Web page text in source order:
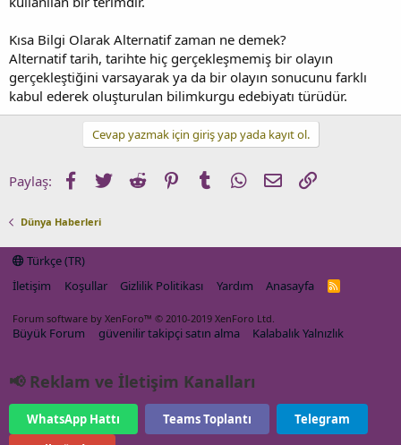
Kısa Bilgi Olarak Alternatif zaman ne demek?
Alternatif tarih, tarihte hiç gerçekleşmemiş bir olayın
gerçekleştiğini varsayarak ya da bir olayın sonucunu farklı
kabul ederek oluşturulan bilimkurgu edebiyatı türüdür.
Cevap yazmak için giriş yap yada kayıt ol.
Paylaş: Facebook
TwitterReddit PinterestTumblrWhatsApp
E-postaLink
Dünya Haberleri
Türkçe (TR)
İletişim
Koşullar Gizlilik Politikası Yardım Anasayfa
R
Forum software by XenForo™ © 2010-2019 XenForo Ltd.
Büyük Forum güvenilir takipçi satın alma Kalabalık Yalnızlık
📢 Reklam ve İletişim Kanalları
WhatsApp Hattı Teams Toplantı
Telegram